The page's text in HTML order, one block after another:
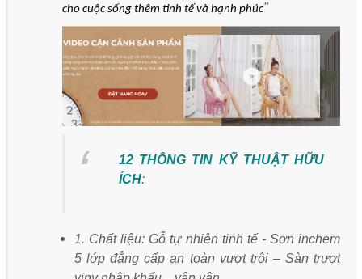
cho cuộc sống thêm tinh tế và hạnh phúc"
12 THÔNG TIN KỸ THUẬT HỮU
ÍCH:
1. Chất liệu: Gỗ tự nhiên tinh tế - Sơn inchem
5 lớp đẳng cấp an toàn vượt trội – Sàn trượt